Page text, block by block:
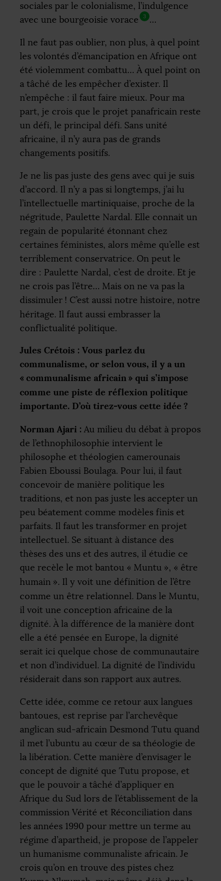
sociales par le colonialisme, l’indulgence
avec une bourgeoisie vorace
3 …
Il ne faut pas oublier, non plus, à quel point
les volontés d’émancipation en Afrique ont
été violemment combattu… À quel point on
a tâché de les empêcher d’exister. Il
n’empêche : il faut faire mieux. Pour ma
part, je crois que le projet panafricain reste
un défi, le principal défi. Sans unité
africaine, il n’y aura pas de grands
changements positifs.
Je ne lis pas juste des gens avec qui je suis
d’accord. Il n’y a pas si longtemps, j’ai lu
l’intellectuelle martiniquaise, proche de la
négritude, Paulette Nardal. Elle connait un
regain de popularité étonnant chez
certaines féministes, alors même qu’elle est
terriblement conservatrice. On peut le
dire : Paulette Nardal, c’est de droite. Et je
ne crois pas l’être… Mais on ne va pas la
dissimuler ! C’est aussi notre histoire, notre
héritage. Il faut aussi embrasser la
conflictualité politique.
Jules Crétois : Vous parlez du
communalisme, or selon vous, il y a un
« communalisme africain » qui s’impose
comme une piste de réflexion politique
importante. D’où tirez-vous cette idée ?
Norman Ajari : Au milieu du débat à propos
de l’ethnophilosophie intervient le
philosophe et théologien camerounais
Fabien Eboussi Boulaga. Pour lui, il faut
concevoir de manière politique les
traditions, et non pas juste les accepter un
peu béatement comme modèles finis et
parfaits. Il faut les transformer en projet
intellectuel. Se situant à distance des
thèses des uns et des autres, il étudie ce
que recèle le mot bantou « Muntu », « être
humain ». Il y voit une définition de l’être
comme un être relationnel. Dans le Muntu,
il voit une conception africaine de la
dignité. À la différence de la manière dont
elle a été pensée en Europe, la dignité
serait ici quelque chose de communautaire
et non d’individuel. La dignité de l’individu
résiderait dans son rapport aux autres.
Cette idée, comme ce retour aux langues
bantoues, est reprise par l’archevêque
anglican sud-africain Desmond Tutu quand
il met l’ubuntu au cœur de sa théologie de
la libération. Cette manière d’envisager le
concept de dignité que Tutu propose, et
que le pouvoir a tâché d’appliquer en
Afrique du Sud lors de l’établissement de la
commission Vérité et Réconciliation dans
les années 1990 pour mettre un terme au
régime d’apartheid, je propose de l’appeler
un humanisme communaliste africain. Je
crois qu’on en trouve des pistes chez